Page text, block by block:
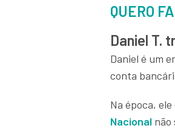
QUERO
Daniel T.
Daniel é um
conta
Na época,
Nacional não